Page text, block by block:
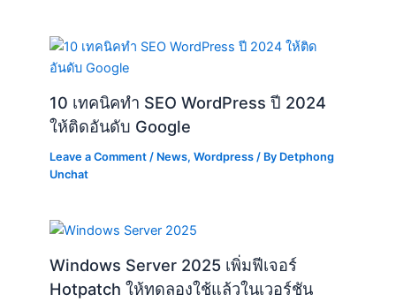
10 เทคนิคทำ SEO WordPress ปี 2024
ให้ติดอันดับ Google
Leave a Comment / News,Wordpress / By Detphong
Unchat
Windows Server 2025 เพิ่มฟีเจอร์
Hotpatch ให้ทดลองใช้แล้วในเวอร์ชัน